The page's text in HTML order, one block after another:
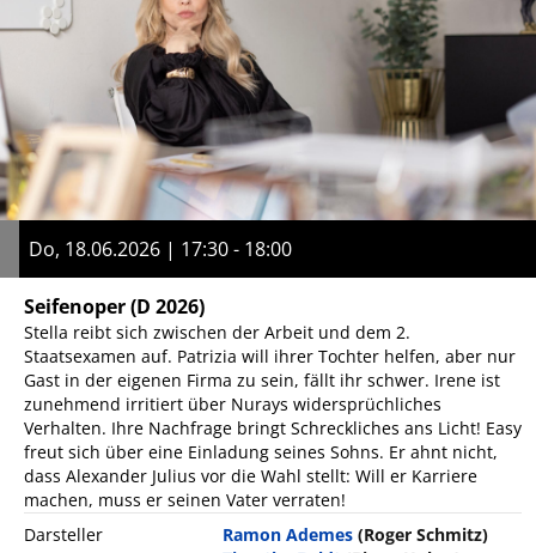
Do, 18.06.2026 | 17:30 - 18:00
Seifenoper(D 2026)
Stella reibt sich zwischen der Arbeit und dem 2.
Staatsexamen auf. Patrizia will ihrer Tochter helfen, aber nur
Gast in der eigenen Firma zu sein, fällt ihr schwer. Irene ist
zunehmend irritiert über Nurays widersprüchliches
Verhalten. Ihre Nachfrage bringt Schreckliches ans Licht! Easy
freut sich über eine Einladung seines Sohns. Er ahnt nicht,
dass Alexander Julius vor die Wahl stellt: Will er Karriere
machen, muss er seinen Vater verraten!
Darsteller
Ramon Ademes (Roger Schmitz)